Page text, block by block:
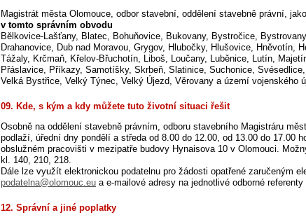
Magistrát města Olomouce, odbor stavební, oddělení stavebně právní,
v tomto správním obvodu
Bělkovice-Lašťany, Blatec, Bohuňovice, Bukovany, Bystročice,
Drahanovice, Dub nad Moravou, Grygov, Hlubočky, Hlušovice, Hněvotín,
Tážaly, Krčmaň, Křelov-Břuchotín, Liboš, Loučany, Luběnice, Lutín,
Přáslavice, Příkazy, Samotíšky, Skrbeň, Slatinice, Suchonice,
Velká Bystřice, Velký Týnec, Velký Újezd, Věrovany a území vojenského
09. Kde, s kým a kdy můžete tuto životní situaci řešit
Osobně na oddělení stavebně právním, odboru stavebního Magistráru
podlaží, úřední dny pondělí a středa od 8.00 do 12.00, od 13.00 do 17.00
obslužném pracovišti v mezipatře budovy Hynaisova 10 v Olomouci.
kl. 140, 210, 218.
Dále lze využít elektronickou podatelnu pro žádosti opatřené zaručeným
podatelna@olomouc.eu a e-mailové adresy na jednotlivé odborné
12. Správní a jiné poplatky